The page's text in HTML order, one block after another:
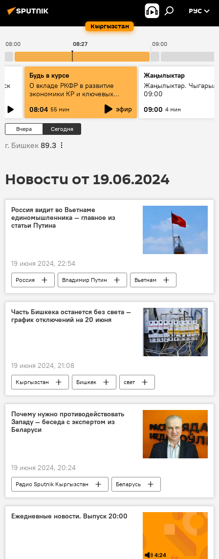
Кыргызстан
РУС
08:00 09:00
08:27
Будь в курсе
О вкладе РКФР в развитие
экономики КР и ключевых
08:04 55 мин эфир
Жаңылыктар
Жаңылыктар.
09:00
09:00 4 мин
Вчера Сегодня
г. Бишкек 89.3
Новости от 19.06.2024
Россия видит во Вьетнаме
единомышленника — главное из
статьи Путина
19 июня 2024, 22:54
Россия Владимир Путин
Вьетнам
Статья
сотрудничество
взаимоотношения
Часть Бишкека останется без света —
график отключений на 20 июня
19 июня 2024, 21:08
Кыргызстан Бишкек
свет
отключение
график
Бишкекское предприятие электрических сетей
Почему нужно противодействовать
Западу — беседа с экспертом из
Беларуси
19 июня 2024, 20:24
Радио Sputnik Кыргызстан
Беларусь
Центральная Азия
Политика
конфликт
Запад НПО
Ежедневные новости. Выпуск 20:00
4:24